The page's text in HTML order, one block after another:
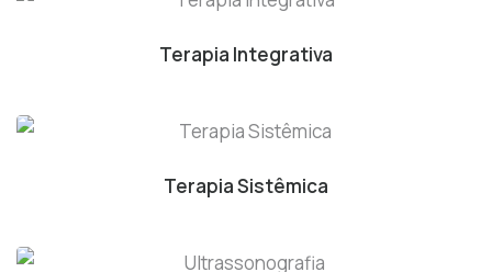
Terapia Integrativa
Terapia Sistêmica